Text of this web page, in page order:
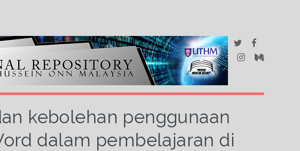
kebolehan penggunaan
dalam pembelajaran di